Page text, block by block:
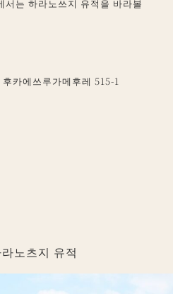
노츠지 유적
서는 하라노쓰지 유적을 바라볼
카에쓰루가메후레 515-1